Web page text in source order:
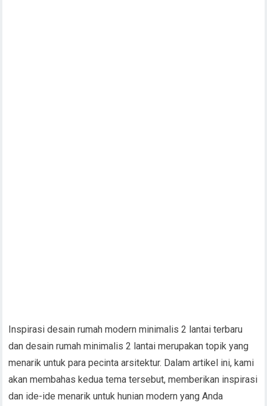
Inspirasi desain rumah modern minimalis 2 lantai terbaru
dan desain rumah minimalis 2 lantai merupakan topik yang
menarik untuk para pecinta arsitektur. Dalam artikel ini, kami
akan membahas kedua tema tersebut, memberikan inspirasi
dan ide-ide menarik untuk hunian modern yang Anda